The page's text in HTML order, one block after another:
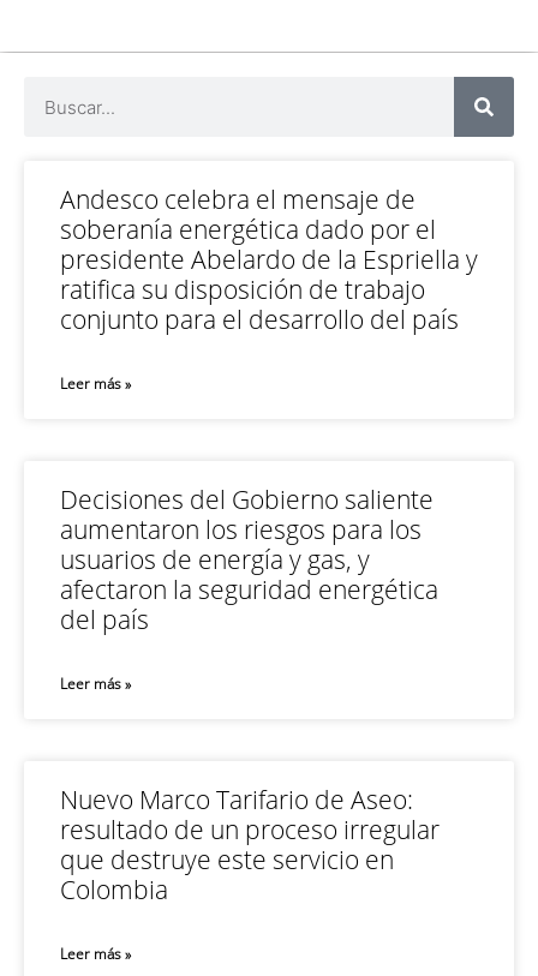
Andesco celebra el mensaje de
soberanía energética dado por el
presidente Abelardo de la Espriella y
ratifica su disposición de trabajo
conjunto para el desarrollo del país
Leer más »
Decisiones del Gobierno saliente
aumentaron los riesgos para los
usuarios de energía y gas, y
afectaron la seguridad energética
del país
Leer más »
Nuevo Marco Tarifario de Aseo:
resultado de un proceso irregular
que destruye este servicio en
Colombia
Leer más »